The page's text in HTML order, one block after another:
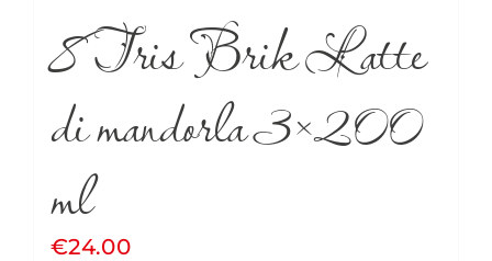
8 Tris Brik Latte
di mandorla 3×200
ml
€24.00